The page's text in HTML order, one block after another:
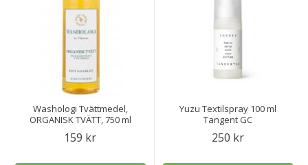
Washologi Tvättmedel,
ORGANISK TVÄTT, 750 ml
159 kr
Yuzu Textilspray 100 ml
Tangent GC
250 kr